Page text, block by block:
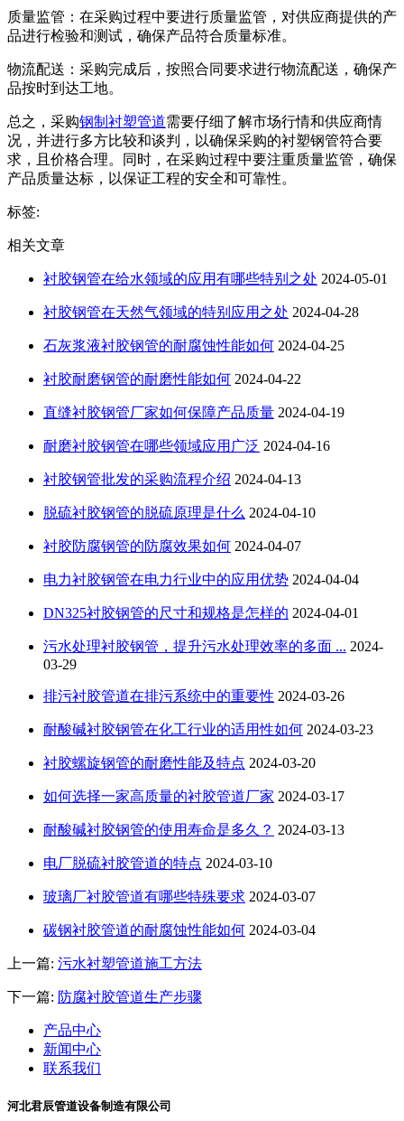
质量监管：在采购过程中要进行质量监管，对供应商提供的产
品进行检验和测试，确保产品符合质量标准。
物流配送：采购完成后，按照合同要求进行物流配送，确保产
品按时到达工地。
总之，采购钢制衬塑管道需要仔细了解市场行情和供应商情
况，并进行多方比较和谈判，以确保采购的衬塑钢管符合要
求，且价格合理。同时，在采购过程中要注重质量监管，确保
产品质量达标，以保证工程的安全和可靠性。
标签:
相关文章
衬胶钢管在给水领域的应用有哪些特别之处 2024-05-01
衬胶钢管在天然气领域的特别应用之处 2024-04-28
石灰浆液衬胶钢管的耐腐蚀性能如何 2024-04-25
衬胶耐磨钢管的耐磨性能如何 2024-04-22
直缝衬胶钢管厂家如何保障产品质量 2024-04-19
耐磨衬胶钢管在哪些领域应用广泛 2024-04-16
衬胶钢管批发的采购流程介绍 2024-04-13
脱硫衬胶钢管的脱硫原理是什么 2024-04-10
衬胶防腐钢管的防腐效果如何 2024-04-07
电力衬胶钢管在电力行业中的应用优势 2024-04-04
DN325衬胶钢管的尺寸和规格是怎样的 2024-04-01
污水处理衬胶钢管，提升污水处理效率的多面 ... 2024-
03-29
排污衬胶管道在排污系统中的重要性 2024-03-26
耐酸碱衬胶钢管在化工行业的适用性如何 2024-03-23
衬胶螺旋钢管的耐磨性能及特点 2024-03-20
如何选择一家高质量的衬胶管道厂家 2024-03-17
耐酸碱衬胶钢管的使用寿命是多久？ 2024-03-13
电厂脱硫衬胶管道的特点 2024-03-10
玻璃厂衬胶管道有哪些特殊要求 2024-03-07
碳钢衬胶管道的耐腐蚀性能如何 2024-03-04
上一篇: 污水衬塑管道施工方法
下一篇: 防腐衬胶管道生产步骤
产品中心
新闻中心
联系我们
河北君辰管道设备制造有限公司